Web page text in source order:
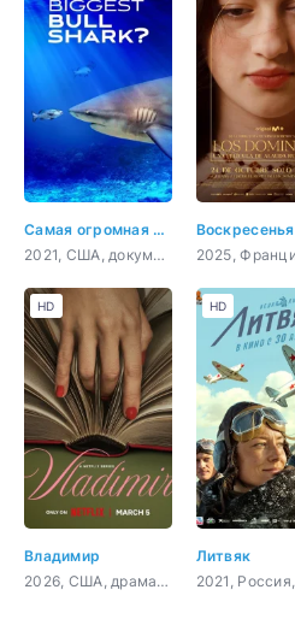
Самая огромная акула-бык
2021, США, документальный
Воскресенья
Владимир
2026, США, драма, комедия
HD
Литвяк
HD